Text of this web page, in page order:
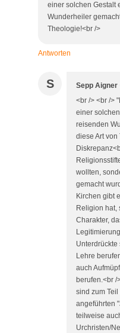
einer solchen Gestalt
Wunderheiler
Theologie!<br />
Antworten
S Sepp Aigner
<br /> <br />
einer
reisenden
diese Art
wollten,
gemacht
Kirchen gibt
Religion hat,
Charakter,
Unterdrückte
Lehre
auch
berufen.<br /
sind zum
angeführten
teilweise
Urchristen/